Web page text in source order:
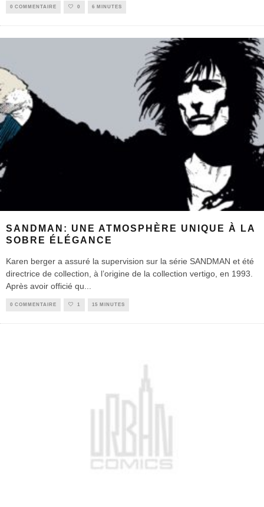
0 COMMENTAIRE 0 6 MINUTES
SANDMAN: UNE ATMOSPHÈRE UNIQUE À LA
SOBRE ÉLÉGANCE
Karen berger a assuré la supervision sur la série SANDMAN et été
directrice de collection, à l’origine de la collection vertigo, en 1993.
Après avoir officié qu
0 COMMENTAIRE 1 15 MINUTES